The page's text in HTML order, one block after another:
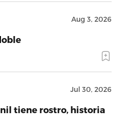
Aug 3, 2026
Jul 30, 2026
tiene rostro, historia